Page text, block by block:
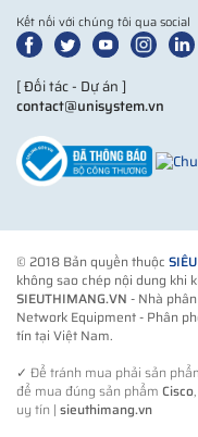
Kết nối với chúng tôi qua social
[ Đối tác - Dự án ]
contact@unisystem.vn
© 2018 Bản quyền thuộc
không sao chép nội dung khi
SIEUTHIMANG.VN - Nhà
Network Equipment - Phân
tín tại Việt Nam.
✓ Để tránh mua phải sản
để mua đúng sản phẩm Cisco,
uy tín | sieuthimang.vn